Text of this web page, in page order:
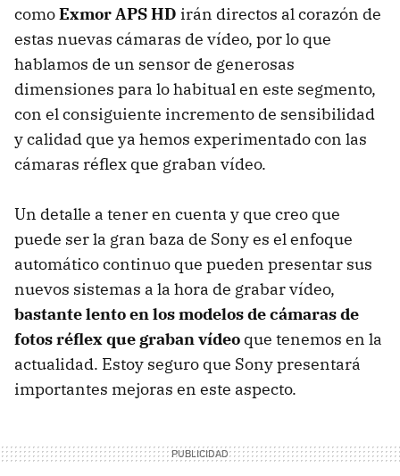
comoExmorAPSHD irán directos al corazón de
estas nuevas cámaras de vídeo, por lo que
hablamos de un sensor de generosas
dimensiones para lo habitual en este segmento,
con el consiguiente incremento de sensibilidad
y calidad que ya hemos experimentado con las
cámaras réflex que graban vídeo.
Un detalle a tener en cuenta y que creo que
puede ser la gran baza de Sony es el enfoque
automático continuo que pueden presentar sus
nuevos sistemas a la hora de grabar vídeo,
bastante lento en los modelos de cámaras de
fotos réflex que graban vídeo que tenemos en la
actualidad. Estoy seguro que Sony presentará
importantes mejoras en este aspecto.